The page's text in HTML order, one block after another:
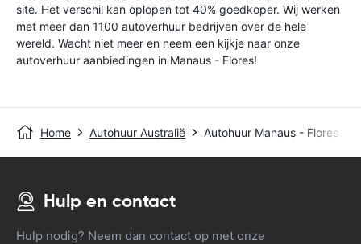
site. Het verschil kan oplopen tot 40% goedkoper. Wij werken
met meer dan 1100 autoverhuur bedrijven over de hele
wereld. Wacht niet meer en neem een kijkje naar onze
autoverhuur aanbiedingen in Manaus - Flores!
Home Autohuur Australië Autohuur Manaus - Flores
Hulp en contact
Hulp nodig? Neem dan contact op met onze